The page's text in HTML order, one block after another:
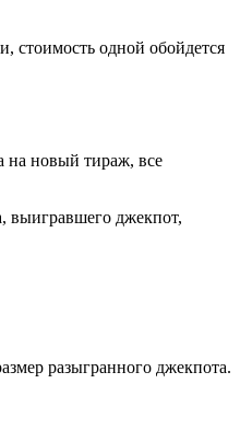
стоимость одной обойдется
на новый тираж, все
выигравшего джекпот,
разыгранного джекпота.